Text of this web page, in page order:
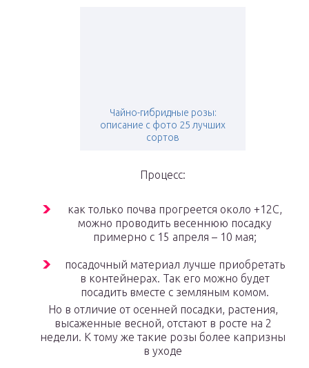
Чайно-гибридные розы:
описание с фото 25 лучших
сортов
Процесс:
как только почва прогреется около +12С,
можно проводить весеннюю посадку
примерно с 15 апреля – 10 мая;
посадочный материал лучше приобретать
в контейнерах. Так его можно будет
посадить вместе с земляным комом.
Но в отличие от осенней посадки, растения,
высаженные весной, отстают в росте на 2
недели. К тому же такие розы более капризны
в уходе